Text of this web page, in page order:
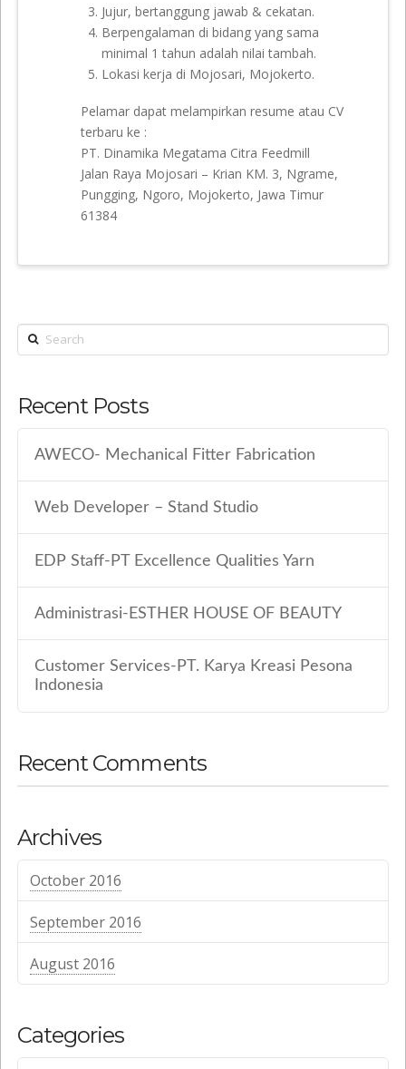
Jujur, bertanggung jawab & cekatan.
Berpengalaman di bidang yang sama
minimal 1 tahun adalah nilai tambah.
Lokasi kerja di Mojosari, Mojokerto.
Pelamar dapat melampirkan resume atau CV
terbaru ke :
PT. Dinamika Megatama Citra Feedmill
Jalan Raya Mojosari – Krian KM. 3, Ngrame,
Pungging, Ngoro, Mojokerto, Jawa Timur
61384
Search
Recent Posts
AWECO- Mechanical Fitter Fabrication
Web Developer – Stand Studio
EDP Staff-PT Excellence Qualities Yarn
Administrasi-ESTHER HOUSE OF BEAUTY
Customer Services-PT. Karya Kreasi Pesona
Indonesia
Recent Comments
Archives
October 2016
September 2016
August 2016
Categories